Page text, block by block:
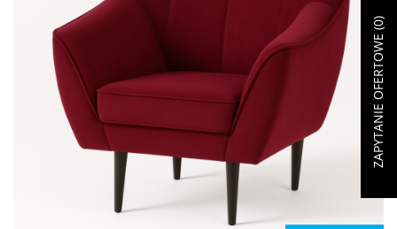
ZAPYTANIE OFERTOWE (
0
)